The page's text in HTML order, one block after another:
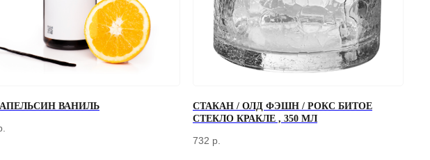
ВАНИЛЬ
СТАКАН / ОЛД ФЭШН / РОКС БИТОЕ
СТЕКЛО КРАКЛЕ , 350 МЛ
732 р.
с Политикой конфиденциальности и обработки персональных данных